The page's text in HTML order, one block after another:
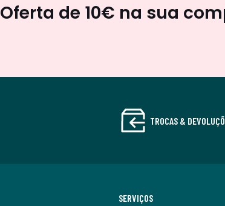
Oferta de 10€ na sua
TROCAS &
SERVIÇOS